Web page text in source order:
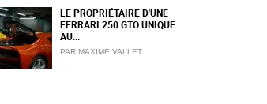
LE PROPRIÉTAIRE D'UNE
FERRARI 250 GTO UNIQUE
AU...
PAR MAXIME VALLET